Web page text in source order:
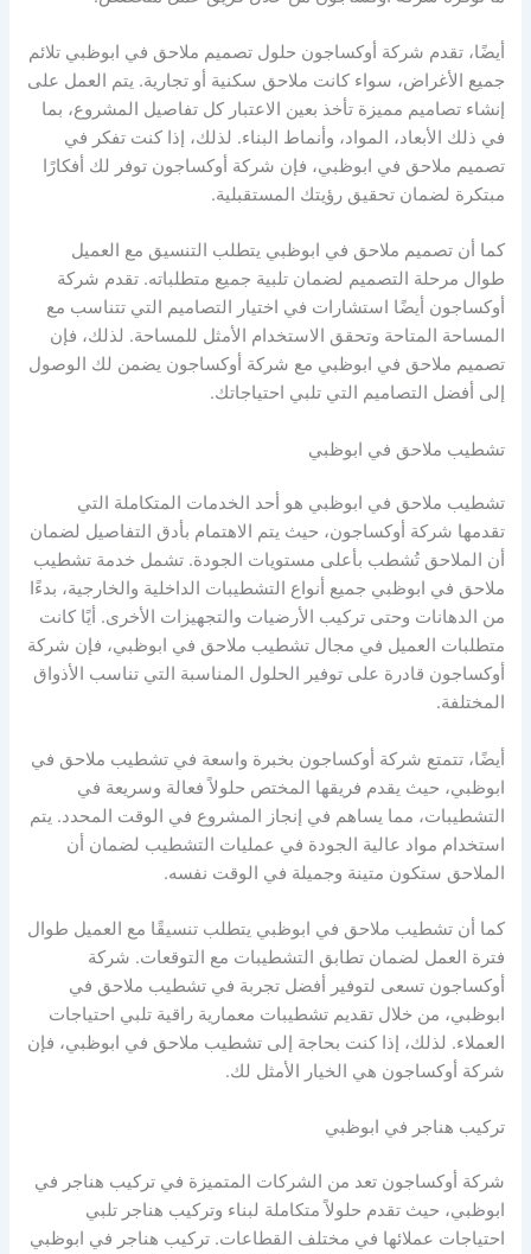
أيضًا، تقدم شركة أوكساجون حلول تصميم ملاحق في ابوظبي تلائم
جميع الأغراض، سواء كانت ملاحق سكنية أو تجارية. يتم العمل على
إنشاء تصاميم مميزة تأخذ بعين الاعتبار كل تفاصيل المشروع، بما
في ذلك الأبعاد، المواد، وأنماط البناء. لذلك، إذا كنت تفكر في
تصميم ملاحق في ابوظبي، فإن شركة أوكساجون توفر لك أفكارًا
مبتكرة لضمان تحقيق رؤيتك المستقبلية.
كما أن تصميم ملاحق في ابوظبي يتطلب التنسيق مع العميل
طوال مرحلة التصميم لضمان تلبية جميع متطلباته. تقدم شركة
أوكساجون أيضًا استشارات في اختيار التصاميم التي تتناسب مع
المساحة المتاحة وتحقق الاستخدام الأمثل للمساحة. لذلك، فإن
تصميم ملاحق في ابوظبي مع شركة أوكساجون يضمن لك الوصول
إلى أفضل التصاميم التي تلبي احتياجاتك.
تشطيب ملاحق في ابوظبي
تشطيب ملاحق في ابوظبي هو أحد الخدمات المتكاملة التي
تقدمها شركة أوكساجون، حيث يتم الاهتمام بأدق التفاصيل لضمان
أن الملاحق تُشطب بأعلى مستويات الجودة. تشمل خدمة تشطيب
ملاحق في ابوظبي جميع أنواع التشطيبات الداخلية والخارجية، بدءًا
من الدهانات وحتى تركيب الأرضيات والتجهيزات الأخرى. أيًا كانت
متطلبات العميل في مجال تشطيب ملاحق في ابوظبي، فإن شركة
أوكساجون قادرة على توفير الحلول المناسبة التي تناسب الأذواق
المختلفة.
أيضًا، تتمتع شركة أوكساجون بخبرة واسعة في تشطيب ملاحق في
ابوظبي، حيث يقدم فريقها المختص حلولاً فعالة وسريعة في
التشطيبات، مما يساهم في إنجاز المشروع في الوقت المحدد. يتم
استخدام مواد عالية الجودة في عمليات التشطيب لضمان أن
الملاحق ستكون متينة وجميلة في الوقت نفسه.
كما أن تشطيب ملاحق في ابوظبي يتطلب تنسيقًا مع العميل طوال
فترة العمل لضمان تطابق التشطيبات مع التوقعات. شركة
أوكساجون تسعى لتوفير أفضل تجربة في تشطيب ملاحق في
ابوظبي، من خلال تقديم تشطيبات معمارية راقية تلبي احتياجات
العملاء. لذلك، إذا كنت بحاجة إلى تشطيب ملاحق في ابوظبي، فإن
شركة أوكساجون هي الخيار الأمثل لك.
تركيب هناجر في ابوظبي
شركة أوكساجون تعد من الشركات المتميزة في تركيب هناجر في
ابوظبي، حيث تقدم حلولاً متكاملة لبناء وتركيب هناجر تلبي
احتياجات عملائها في مختلف القطاعات. تركيب هناجر في ابوظبي